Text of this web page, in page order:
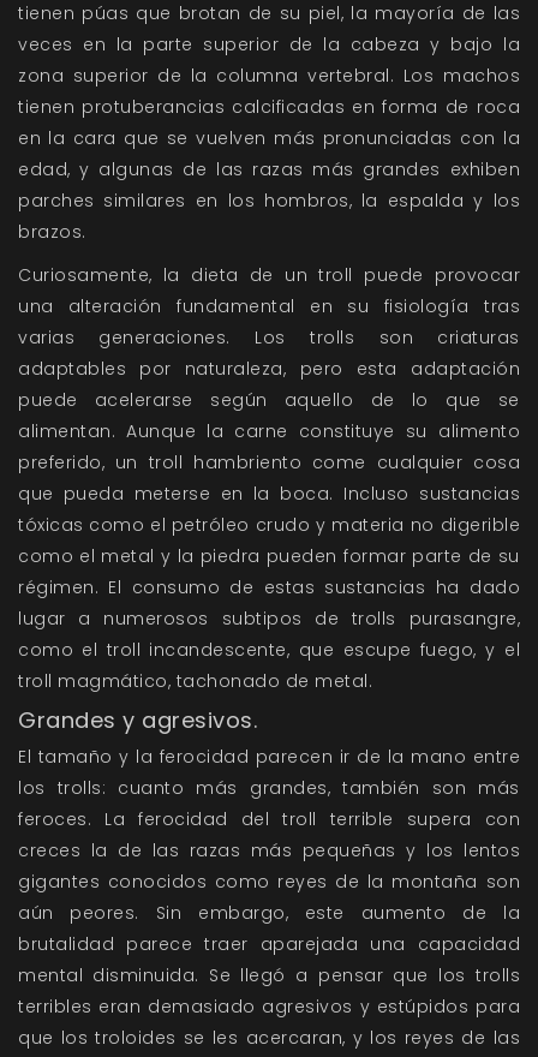
tienen púas que brotan de su piel, la mayoría de las
veces en la parte superior de la cabeza y bajo la
zona superior de la columna vertebral. Los machos
tienen protuberancias calcificadas en forma de roca
en la cara que se vuelven más pronunciadas con la
edad, y algunas de las razas más grandes exhiben
parches similares en los hombros, la espalda y los
brazos.
Curiosamente, la dieta de un troll puede provocar
una alteración fundamental en su fisiología tras
varias generaciones. Los trolls son criaturas
adaptables por naturaleza, pero esta adaptación
puede acelerarse según aquello de lo que se
alimentan. Aunque la carne constituye su alimento
preferido, un troll hambriento come cualquier cosa
que pueda meterse en la boca. Incluso sustancias
tóxicas como el petróleo crudo y materia no digerible
como el metal y la piedra pueden formar parte de su
régimen. El consumo de estas sustancias ha dado
lugar a numerosos subtipos de trolls purasangre,
como el troll incandescente, que escupe fuego, y el
troll magmático, tachonado de metal.
Grandes y agresivos.
El tamaño y la ferocidad parecen ir de la mano entre
los trolls: cuanto más grandes, también son más
feroces. La ferocidad del troll terrible supera con
creces la de las razas más pequeñas y los lentos
gigantes conocidos como reyes de la montaña son
aún peores. Sin embargo, este aumento de la
brutalidad parece traer aparejada una capacidad
mental disminuida. Se llegó a pensar que los trolls
terribles eran demasiado agresivos y estúpidos para
que los troloides se les acercaran, y los reyes de las